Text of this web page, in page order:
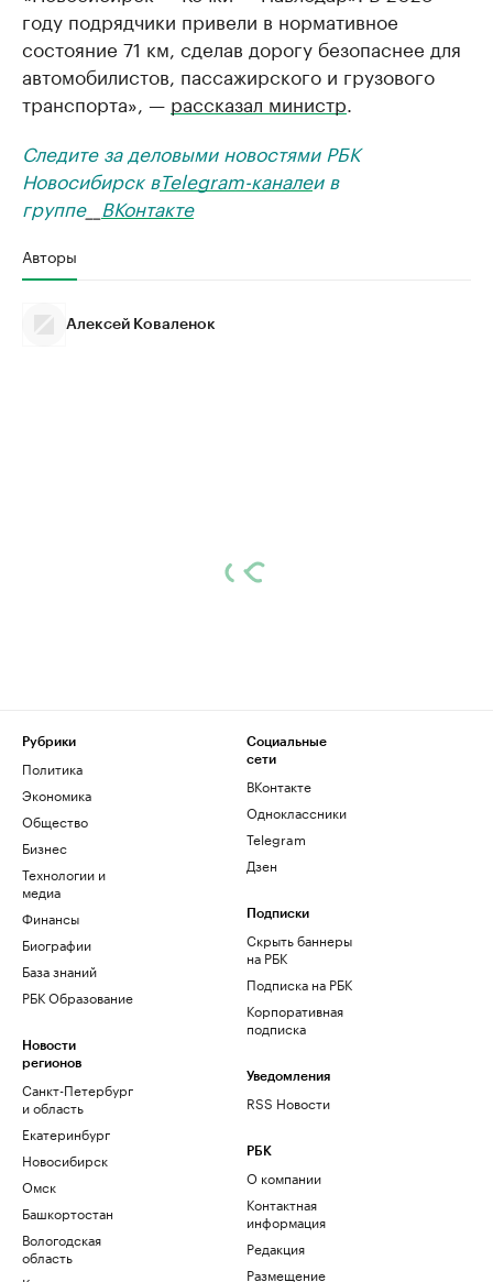
году подрядчики привели в нормативное
состояние 71 км, сделав дорогу безопаснее для
автомобилистов, пассажирского и грузового
транспорта», — рассказал министр
Следите за деловыми новостями РБК
Новосибирск вTelegram-каналеи в
группе__ ВКонтакте
Авторы
Алексей Коваленок
Рубрики
Политика
Экономика
Общество
Бизнес
Технологии и
медиа
Финансы
Биографии
База знаний
РБК Образование
Новости
регионов
Санкт-Петербург
и область
Екатеринбург
Новосибирск
Омск
Башкортостан
Вологодская
область
Социальные
сети
ВКонтакте
Одноклассники
Telegram
Дзен
Подписки
Скрыть баннеры
на РБК
Подписка на РБК
Корпоративная
подписка
Уведомления
RSS Новости
РБК
О компании
Контактная
информация
Редакция
Размещение